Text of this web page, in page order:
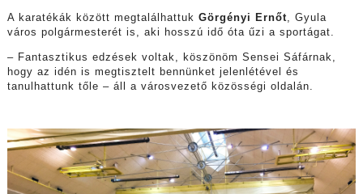
A karatékák között megtalálhattuk Görgényi Ernőt, Gyula
város polgármesterét is, aki hosszú idő óta űzi a sportágat.
– Fantasztikus edzések voltak, köszönöm Sensei Sáfárnak,
hogy az idén is megtisztelt bennünket jelenlétével és
tanulhattunk tőle – áll a városvezető közösségi oldalán.